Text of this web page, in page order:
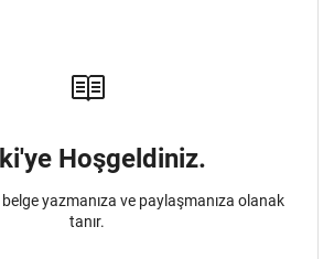
Hoşgeldiniz.
belge yazmanıza ve paylaşmanıza olanak
tanır.